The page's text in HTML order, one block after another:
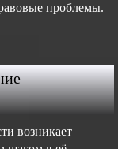
проблемы.
возникает